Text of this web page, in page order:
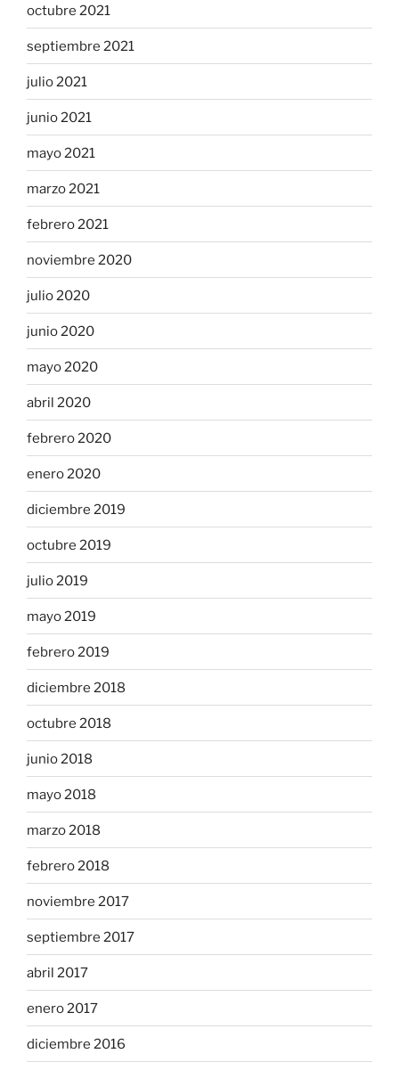
octubre 2021
septiembre 2021
julio 2021
junio 2021
mayo 2021
marzo 2021
febrero 2021
noviembre 2020
julio 2020
junio 2020
mayo 2020
abril 2020
febrero 2020
enero 2020
diciembre 2019
octubre 2019
julio 2019
mayo 2019
febrero 2019
diciembre 2018
octubre 2018
junio 2018
mayo 2018
marzo 2018
febrero 2018
noviembre 2017
septiembre 2017
abril 2017
enero 2017
diciembre 2016